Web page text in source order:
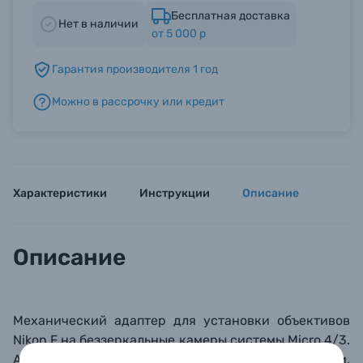
Уценённые товары
Нет в наличии
Бесплатная доставка
от 5 000 р
Гарантия производителя 1 год
Можно в рассрочку или кредит
Характеристики Инструкции Описание
Описание
Механический адаптер для установки объективов
Nikon F на беззеркальные камеры системы Micro 4/3.
Адаптер оснащен концентрирующими линзами,